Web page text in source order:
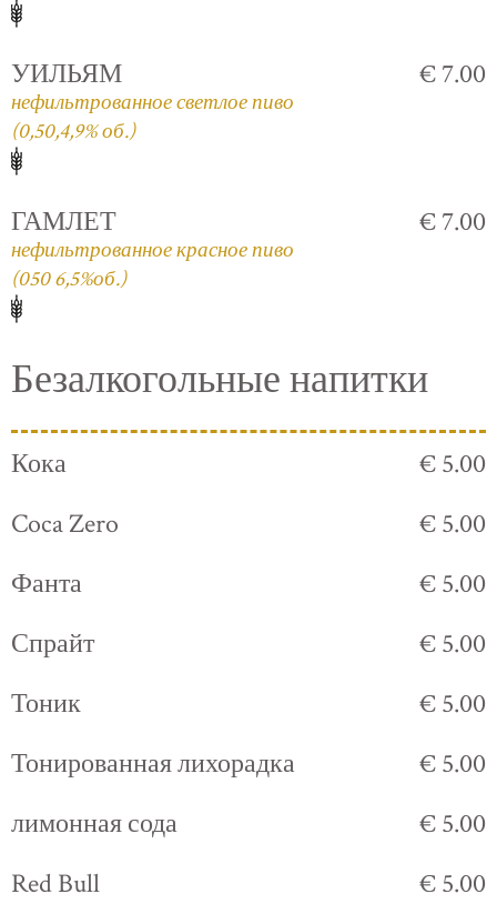
УИЛЬЯМ
нефильтрованное светлое пиво
(0,50,4,9% об.)
€ 7.00
ГАМЛЕТ
нефильтрованное красное пиво
(050 6,5%об.)
€ 7.00
Безалкогольные напитки
Кока
€ 5.00
Coca Zero
€ 5.00
Фанта
€ 5.00
Спрайт
€ 5.00
Тоник
€ 5.00
Тонированная лихорадка
€ 5.00
лимонная сода
€ 5.00
Red Bull
€ 5.00